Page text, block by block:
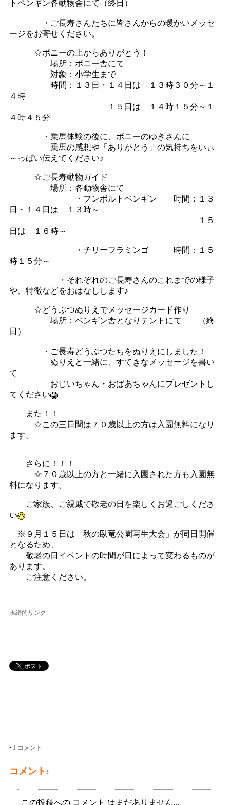
トペンギン各動物舎にて（終日）
・ご長寿さんたちに皆さんからの暖かいメッセ
ージをお寄せください。
☆ポニーの上からありがとう！
場所：ポニー舎にて
対象：小学生まで
時間：１３日・１４日は １３時３０分～１
４時
１５日は １４時１５分～１
４時４５分
・乗馬体験の後に、ポニーのゆきさんに
乗馬の感想や「ありがとう」の気持ちをいぃ
～っぱい伝えてください♪
☆ご長寿動物ガイド
場所：各動物舎にて
・フンボルトペンギン 時間：１３
日・１４日は １３時～
１５
日は １６時～
・チリーフラミンゴ 時間：１５
時１５分～
・それぞれのご長寿さんのこれまでの様子
や、特徴などをおはなしします♪
☆どうぶつぬりえでメッセージカード作り
場所：ペンギン舎となりテントにて （終
日）
・ご長寿どうぶつたちをぬりえにしました！
ぬりえと一緒に、すてきなメッセージを書い
て
おじいちゃん・おばあちゃんにプレゼントし
てください
また！！
☆この三日間は７０歳以上の方は入園無料になり
ます。
さらに！！！
☆７０歳以上の方と一緒に入園された方も入園無
料になります。
ご家族、ご親戚で敬老の日を楽しくお過ごしくださ
い
※９月１５日は「秋の臥竜公園写生大会」が同日開催
となるため、
敬老の日イベントの時間が日によって変わるものが
あります。
ご注意ください。
永続的リンク
• 1 コメント
コメント:
この投稿への コメント はまだありません...